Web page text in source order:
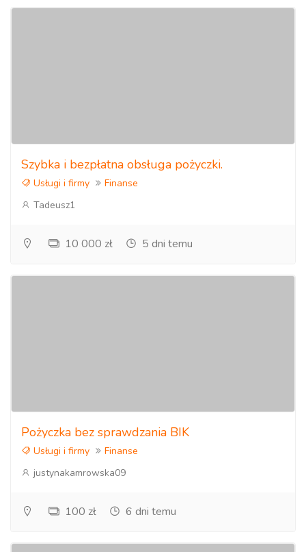
Szybka i bezpłatna obsługa pożyczki.
Usługi i firmy
Finanse
Tadeusz1
10 000 zł 5 dni temu
Pożyczka bez sprawdzania BIK
Usługi i firmy
Finanse
justynakamrowska09
100 zł 6 dni temu